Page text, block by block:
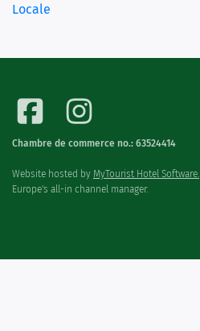
Locale
Chambre de commerce no.: 63524414
Website hosted by MyTourist Hotel Software.
Europe's all-in channel manager.